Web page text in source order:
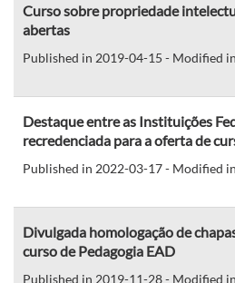
Curso sobre propriedade
abertas
Published in 2019-04-15 - Modified
Destaque entre as Instituições
recredenciada para a oferta de
Published in 2022-03-17 - Modified
Divulgada homologação de
curso de Pedagogia EAD
Published in 2019-11-28 - Modified